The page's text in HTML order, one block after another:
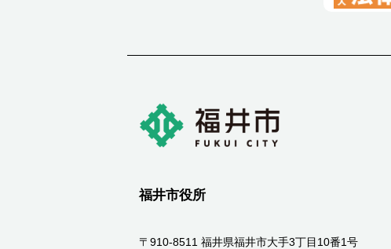
福井市役所
〒910-8511 福井県福井市大手3丁目10番1号